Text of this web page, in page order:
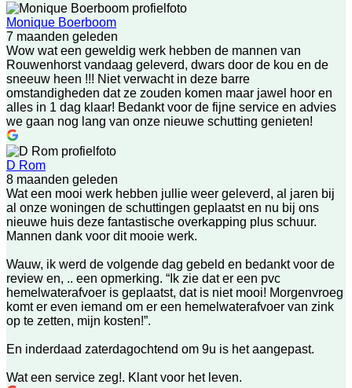
Monique Boerboom
7 maanden geleden
Wow wat een geweldig werk hebben de mannen van
Rouwenhorst vandaag geleverd, dwars door de kou en de
sneeuw heen !!! Niet verwacht in deze barre
omstandigheden dat ze zouden komen maar jawel hoor en
alles in 1 dag klaar! Bedankt voor de fijne service en advies
we gaan nog lang van onze nieuwe schutting genieten!
D Rom
8 maanden geleden
Wat een mooi werk hebben jullie weer geleverd, al jaren bij
al onze woningen de schuttingen geplaatst en nu bij ons
nieuwe huis deze fantastische overkapping plus schuur.
Mannen dank voor dit mooie werk.
Wauw, ik werd de volgende dag gebeld en bedankt voor de
review en, .. een opmerking. “Ik zie dat er een pvc
hemelwaterafvoer is geplaatst, dat is niet mooi! Morgenvroeg
komt er even iemand om er een hemelwaterafvoer van zink
op te zetten, mijn kosten!”.
En inderdaad zaterdagochtend om 9u is het aangepast.
Wat een service zeg!. Klant voor het leven.